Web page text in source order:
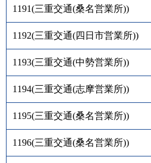
1191(三重交通(桑名営業所))
1192(三重交通(四日市営業所))
1193(三重交通(中勢営業所))
1194(三重交通(志摩営業所))
1195(三重交通(桑名営業所))
1196(三重交通(桑名営業所))